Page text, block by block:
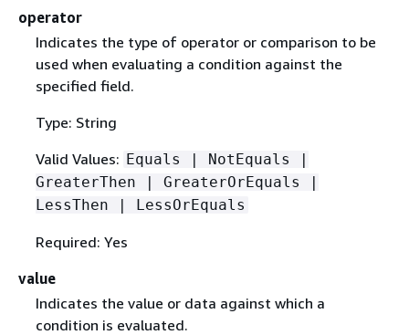
operator
Indicates the type of operator or comparison to be
used when evaluating a condition against the
specified field.
Type: String
Valid Values: Equals | NotEquals |
GreaterThen | GreaterOrEquals |
LessThen | LessOrEquals
Required: Yes
value
Indicates the value or data against which a
condition is evaluated.